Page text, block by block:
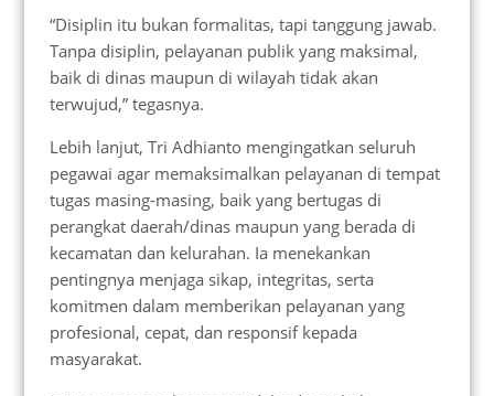
“Disiplin itu bukan formalitas, tapi tanggung jawab.
Tanpa disiplin, pelayanan publik yang maksimal,
baik di dinas maupun di wilayah tidak akan
terwujud,” tegasnya.
Lebih lanjut, Tri Adhianto mengingatkan seluruh
pegawai agar memaksimalkan pelayanan di tempat
tugas masing-masing, baik yang bertugas di
perangkat daerah/dinas maupun yang berada di
kecamatan dan kelurahan. Ia menekankan
pentingnya menjaga sikap, integritas, serta
komitmen dalam memberikan pelayanan yang
profesional, cepat, dan responsif kepada
masyarakat.